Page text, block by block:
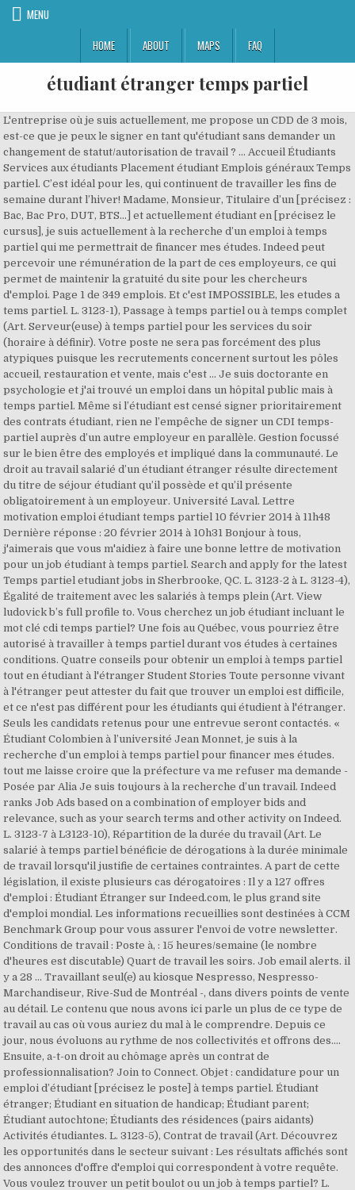
MENU
HOME
ABOUT MAPS FAQ
étudiant étranger temps partiel
L'entreprise où je suis actuellement, me propose un CDD de 3 mois, est-ce que je peux le signer en tant qu'étudiant sans demander un changement de statut/autorisation de travail ? ... Accueil Étudiants Services aux étudiants Placement étudiant Emplois généraux Temps partiel. C’est idéal pour les, qui continuent de travailler les fins de semaine durant l’hiver! Madame, Monsieur, Titulaire d’un [précisez : Bac, Bac Pro, DUT, BTS…] et actuellement étudiant en [précisez le cursus], je suis actuellement à la recherche d’un emploi à temps partiel qui me permettrait de financer mes études. Indeed peut percevoir une rémunération de la part de ces employeurs, ce qui permet de maintenir la gratuité du site pour les chercheurs d'emploi. Page 1 de 349 emplois. Et c'est IMPOSSIBLE, les etudes a tems partiel. L. 3123-1), Passage à temps partiel ou à temps complet (Art. Serveur(euse) à temps partiel pour les services du soir (horaire à définir). Votre poste ne sera pas forcément des plus atypiques puisque les recrutements concernent surtout les pôles accueil, restauration et vente, mais c'est … Je suis doctorante en psychologie et j'ai trouvé un emploi dans un hôpital public mais à temps partiel. Même si l’étudiant est censé signer prioritairement des contrats étudiant, rien ne l’empêche de signer un CDI temps-partiel auprès d’un autre employeur en parallèle. Gestion focussé sur le bien être des employés et impliqué dans la communauté. Le droit au travail salarié d’un étudiant étranger résulte directement du titre de séjour étudiant qu’il possède et qu’il présente obligatoirement à un employeur. Université Laval. Lettre motivation emploi étudiant temps partiel 10 février 2014 à 11h48 Dernière réponse : 20 février 2014 à 10h31 Bonjour à tous, j'aimerais que vous m'aidiez à faire une bonne lettre de motivation pour un job étudiant à temps partiel. Search and apply for the latest Temps partiel etudiant jobs in Sherbrooke, QC. L. 3123-2 à L. 3123-4), Égalité de traitement avec les salariés à temps plein (Art. View ludovick b’s full profile to. Vous cherchez un job étudiant incluant le mot clé cdi temps partiel? Une fois au Québec, vous pourriez être autorisé à travailler à temps partiel durant vos études à certaines conditions. Quatre conseils pour obtenir un emploi à temps partiel tout en étudiant à l'étranger Student Stories Toute personne vivant à l'étranger peut attester du fait que trouver un emploi est difficile, et ce n'est pas différent pour les étudiants qui étudient à l'étranger. Seuls les candidats retenus pour une entrevue seront contactés. « Étudiant Colombien à l’université Jean Monnet, je suis à la recherche d’un emploi à temps partiel pour financer mes études. tout me laisse croire que la préfecture va me refuser ma demande - Posée par Alia Je suis toujours à la recherche d’un travail. Indeed ranks Job Ads based on a combination of employer bids and relevance, such as your search terms and other activity on Indeed. L. 3123-7 à L3123-10), Répartition de la durée du travail (Art. Le salarié à temps partiel bénéficie de dérogations à la durée minimale de travail lorsqu'il justifie de certaines contraintes. A part de cette législation, il existe plusieurs cas dérogatoires : Il y a 127 offres d'emploi : Étudiant Étranger sur Indeed.com, le plus grand site d'emploi mondial. Les informations recueillies sont destinées à CCM Benchmark Group pour vous assurer l'envoi de votre newsletter. Conditions de travail : Poste à, : 15 heures/semaine (le nombre d'heures est discutable) Quart de travail les soirs. Job email alerts. il y a 28 … Travaillant seul(e) au kiosque Nespresso, Nespresso- Marchandiseur, Rive-Sud de Montréal -, dans divers points de vente au détail. Le contenu que nous avons ici parle un plus de ce type de travail au cas où vous auriez du mal à le comprendre. Depuis ce jour, nous évoluons au rythme de nos collectivités et offrons des…. Ensuite, a-t-on droit au chômage après un contrat de professionnalisation? Join to Connect. Objet : candidature pour un emploi d’étudiant [précisez le poste] à temps partiel. Étudiant étranger; Étudiant en situation de handicap; Étudiant parent; Étudiant autochtone; Étudiants des résidences (pairs aidants) Activités étudiantes. L. 3123-5), Contrat de travail (Art. Découvrez les opportunités dans le secteur suivant : Les résultats affichés sont des annonces d'offre d'emploi qui correspondent à votre requête. Vous voulez trouver un petit boulot ou un job à temps partiel? L. 3123-6), Durée minimale de travail et heures complémentaires (Art. Vous êtes étudiant(e) et vous recherchez un job à temps partiel pour financer vos études ? Objet : Candidature à .... préciser l e job étudiant ou l'emploi étudiant . Nous sommes bien plus que votre restaurant du coin. D'ailleurs, je ne connais aucun pays au monde qui accorde le statut d'etudiant etranger "a temps partiel". marjorie loiseau. Seulement, il devra veiller à savoir combiner ses deux emplois et ses études et s’assurer que ces dernières restent son activité principale. Free, fast and easy way find a job of 132.000+ postings in Sherbrooke, QC and other big cities in Canada. Il y a 255 offres pour votre recherche. Tout d'abord: est-ce qu'un étudiant étranger a droit au chômage après un cdd en temps partiel (24h/sem. Peut convenir à un étudiant. Voici nos offres à pourvoir de petit boulot, de job étudiant en CDI ou a temps plein. Des milliers d’étudiants ont pu vivre une expérience à l’étranger, développer un esprit d’ouverture sur le monde et des habiletés interculturelles. Une première expérience Horeca en salle est souhaitable. Université Laval. Emploi: Étudiant temps partiel • Recherche parmi 117.000+ offres d'emploi en cours Canada et à l'étranger • Rapide & Gratuit • Temps plein, temporaire et à temps partiel • Meilleurs employeurs • Emploi : Étudiant temps partiel - facile à trouver ! Sort by: relevance - date. Displayed here are job ads that match your query. En détails, ça donne quoi ? Des … Emploi : Etudiant temps à à l'étranger • Recherche parmi 624.000+ offres d'emploi en cours • Rapide & Gratuit • Temps plein, temporaire et à temps partiel • Meilleurs employeurs à à l'étranger • Emploi: Etudiant temps - facile à trouver ! En choisissant de devenir vendeur à temps partiel, vous gagnerez en expérience relation client. Voir un exemple. Emploi : Étudiant temps partiel à Paris • Recherche parmi 556.000+ offres d'emploi en cours • Rapide & Gratuit • Temps plein, temporaire et à temps partiel • Meilleurs employeurs à Paris • Emploi: Étudiant temps partiel - facile à trouver ! Madame, Monsieur, Etant actuellement à la recherche d'un emploi étudiant à temps partiel, je me permet de vous proposer ma candidature au poste de ... ( préciser le job étudiant). Vous recherchez un job étudiant ? Verified employers. Trier par : pertinence - date. Si je trouve un travail de temps plein 38h par semaine pour une durée de 6 mois. Vous recherchez un job étudiant ? Un plus si repa Emploi : Temps partiel etudiant à Montréal, QC • Recherche parmi 118.000+ offres d'emploi en cours • Rapide & Gratuit • Temps plein, temporaire et à temps partiel • Meilleurs employeurs à Montréal, QC • Emploi: Temps partiel etudiant - facile à trouver ! Sérieux et fiable. Étudiants inscrits en troisième ou en quatrième année sage-femme. Et ça tombe bien : nous recherchons un Préparateur de commandes H/F en temps partiel 12h, 15h ou 20h ! Actualité Job étudiant Job étudiant à l'étranger. Conformément aux dispositions de l'article R 5221-26 du code du travail, l’exercice de cette activité professionnelle à temps partiel est … Emplois à venir. Travail étudiant temps partiel Le contrat de travail à temps partiel est conclu avec un salarié dont la durée du travail est inférieure au … Vous pouvez demander 20 $ pour chaque mois où vous avez droit au montant relatif aux études en tant qu’étudiant à temps partiel. Vu sur actu.fr. Cependant, un étudiant ayant un titre de séjour étudiant, peut travailler jusqu'à 964h par … Travail sur le campus et stages Comme étudiant étranger, vous pouvez occuper un emploi sur le campus de votre établissement d'enseignement à condition d’être détenteur d’un permis d’études et de poursuivre vos études à temps plein. Université Laval. - Un étudiant étranger peut exercer une activité professionnelle à temps partiel pendant la durée de ses études. Sérieux et fiable. Vous êtes à la recherche d'un emploi : Étudiant Temps Partiel ? Il n'y a pas de "mi-temps", on parle plutôt de temps partiel. Vous êtes libre de faire des heures supplémentaires ou d'occuper 2 emplois à temps partiel totalisant un nombre d'heures plus élevé que le nombre d’heures habituel. Groups. Indeed may be compensated by these employers, helping keep Indeed free for job seekers. Vu sur yumpu.com. Trouvez votre prochain stage, job étudiant, temps partiel, emploi jeune diplômé(e) ou job d’été. J’ai essayé d’y inclure tous profils confondus. etudiante célibataire : marjo.loiseauyouhou.net. Emploi étudiant drummondville temps partiel. C'est ta chance, l'équipe de Louvicourt est présentement à la recherche de deux, prêts à venir prêter main-forte à l'équipe. Une fois au Québec, vous pourriez être autorisé à travailler à temps partiel durant vos études à certaines conditions. pendant 6 mois) ? Emploi : Job étudiant à Grenoble • Recherche parmi 545.000+ offres d'emploi en cours • Rapide & Gratuit • Temps plein, temporaire et à temps partiel • Meilleurs employeurs à Grenoble • Emploi: Job étudiant - … 13.75$ / hre / "cash". Ensuite, a-t-on droit au chômage après un contrat de professionnalisation? Et enfin, si on n'a pas droit du fait du titre étudiant donc à partir de quel moment aura-t … Attention, l’étudiant étranger ne pourra travailler que jusqu’à 60% d’un temps complet (964 heures par an), et son employeur doit déclarer son embauche auprès de la préfecture dont il dépend. Horaire de travail : Poste permanent à temps plein : 40 heures/semaine; Vous devez être disponible, plein